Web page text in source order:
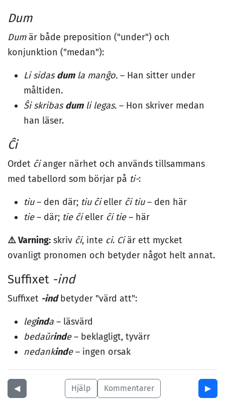
Dum
Dumär både preposition ("under") och
konjunktion ("medan"):
Li sidasdumla manĝo. – Han sitter under
måltiden.
Ŝi skribasdumli legas. – Hon skriver medan
han läser.
Ĉi
Ordet ĉianger närhet och används tillsammans
med tabellord som börjar på ti-:
tiu– den där; tiu ĉieller ĉi tiu– den här
tie– där; tie ĉieller ĉi tie– här
⚠️ Varning: skriv ĉi, inte ci. Ciär ett mycket
ovanligt pronomen och betyder något helt annat.
Suffixet -ind
Suffixet -indbetyder "värd att":
leginda – läsvärd
bedaŭrinde– beklagligt, tyvärr
nedankinde– ingen orsak
◀︎ Hjälp Kommentarer ▶︎